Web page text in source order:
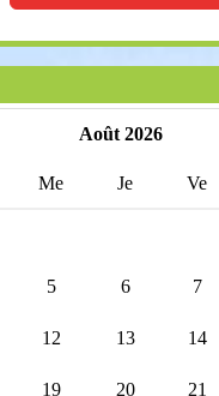
Août 2026
Me Je Ve
5 6 7
12 13 14
19 20 21